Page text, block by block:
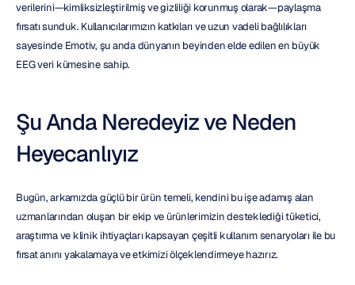
verilerini—kimliksizleştirilmiş ve gizliliği korunmuş olarak—paylaşma
fırsatı sunduk. Kullanıcılarımızın katkıları ve uzun vadeli bağlılıkları
sayesinde Emotiv, şu anda dünyanın beyinden elde edilen en büyük
EEG veri kümesine sahip.
Şu Anda Neredeyiz ve Neden
Heyecanlıyız
Bugün, arkamızda güçlü bir ürün temeli, kendini bu işe adamış alan
uzmanlarından oluşan bir ekip ve ürünlerimizin desteklediği tüketici,
araştırma ve klinik ihtiyaçları kapsayan çeşitli kullanım senaryoları ile bu
fırsat anını yakalamaya ve etkimizi ölçeklendirmeye hazırız.